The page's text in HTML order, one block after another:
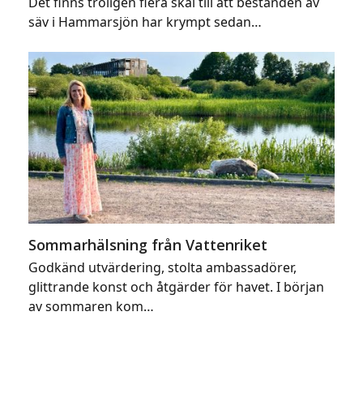
säv i Hammarsjön har krympt sedan…
Sommarhälsning från Vattenriket
Godkänd utvärdering, stolta ambassadörer,
glittrande konst och åtgärder för havet. I början
av sommaren kom…